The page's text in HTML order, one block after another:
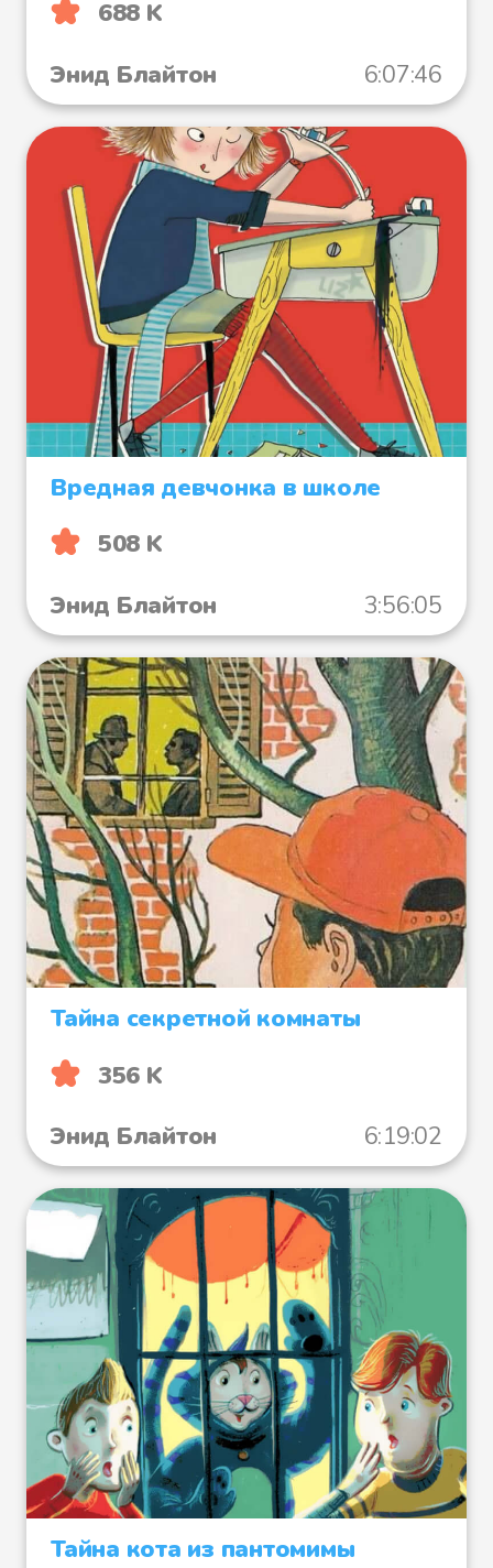
688 K
Энид Блайтон
6:07:46
Вредная девчонка в школе
508 K
Энид Блайтон
3:56:05
Тайна секретной комнаты
356 K
Энид Блайтон
6:19:02
Тайна кота из пантомимы